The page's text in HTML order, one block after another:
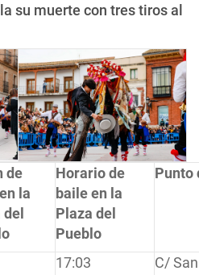
su muerte con tres tiros al
de
la
Horario de
baile en la
Plaza del
Pueblo
Punto
17:03 C/